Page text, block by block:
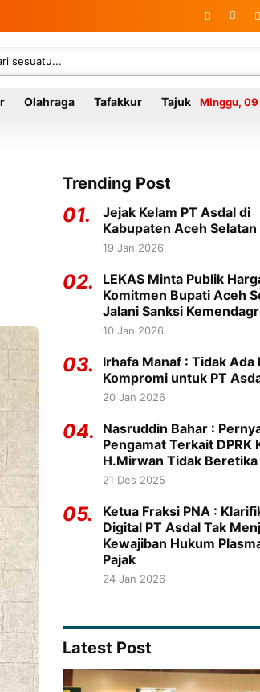
Olahraga Tafakkur Tajuk Minggu,
Trending Post
01.
Jejak Kelam PT Asdal di
Kabupaten Aceh Selatan
19 Jan 2026
02.
LEKAS Minta Publik
Komitmen Bupati Aceh
Jalani Sanksi
10 Jan 2026
03.
Irhafa Manaf : Tidak Ada
Kompromi untuk PT
20 Jan 2026
04.
Nasruddin Bahar :
Pengamat Terkait DPRK
H.Mirwan Tidak Beretika
21 Des 2025
05.
Ketua Fraksi PNA :
Digital PT Asdal Tak
Kewajiban Hukum
Pajak
24 Jan 2026
Latest Post